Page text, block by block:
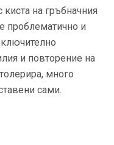
на гръбначния
проблематично и
и повторение на
много
сами.